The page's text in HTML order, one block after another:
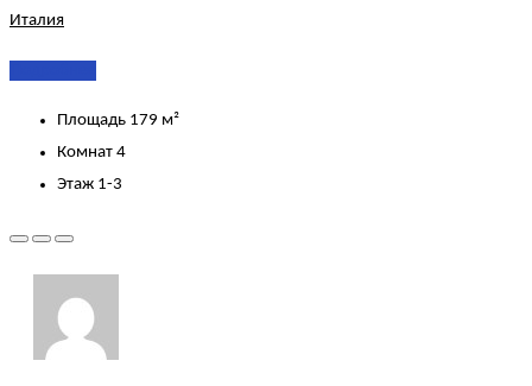
Италия
Площадь 179 м²
Комнат 4
Этаж 1-3